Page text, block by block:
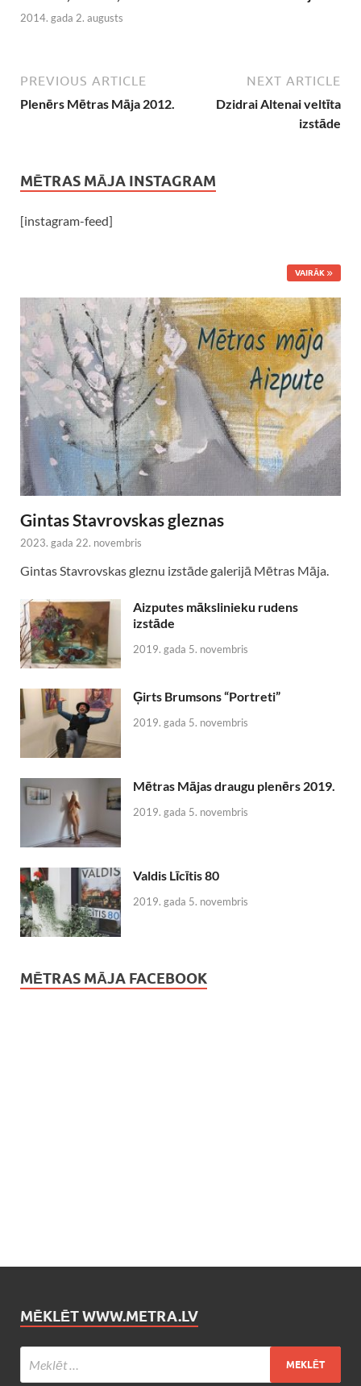
2014. gada 2. augusts
PREVIOUS ARTICLE
Plenērs Mētras Māja 2012.
NEXT ARTICLE
Dzidrai Altenai veltīta
izstāde
MĒTRAS MĀJA INSTAGRAM
[instagram-feed]
VAIRĀK
Gintas Stavrovskas gleznas
2023. gada 22. novembris
Gintas Stavrovskas gleznu izstāde galerijā Mētras Māja.
Aizputes mākslinieku rudens
izstāde
2019. gada 5. novembris
Ģirts Brumsons “Portreti”
2019. gada 5. novembris
Mētras Mājas draugu plenērs 2019.
2019. gada 5. novembris
Valdis Līcītis 80
2019. gada 5. novembris
MĒTRAS MĀJA FACEBOOK
MĒKLĒT WWW.METRA.LV